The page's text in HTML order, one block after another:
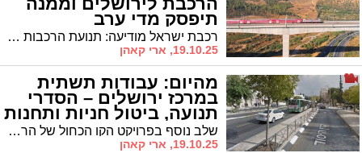
תיפסק מדי ערב
רכבת ישראל מודיעה: תנועת הרכבות מירושלים ואליה תופסק בכל ערב השבוע בין 23:00 ל־5:00 בבוקר • יופעל מערך היסעים ללא עלות עבור הנוסעים
19.10.25, ארי קאהן
מהיום: עבודות תשתית
במרכז ירושלים – הסדרי
תנועה, ביטול חניות ותחנות
חדשות | כנסו כנסו שלב נוסף בפרויקט הקו הכחול של הרכבת הקלה יוצא לדרך • יבוצעו העתקות תשתיות והקמת נת"צ חדש • הנה כל הפרטים על השינויים הצפויים בתחבורה ובחניות
19.10.25, ארי קאהן